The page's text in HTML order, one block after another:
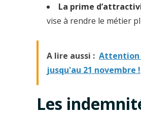
La prime
vise à rendre le métier
A lire aussi : Attention
jusqu'au 21 novembre !
Les